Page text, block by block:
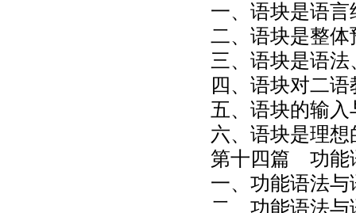
一、语块是语言
二、语块是整体
三、语块是语
四、语块对二
五、语块的输入
六、语块是理
第十四篇 功能
一、功能语法与
二、功能语法